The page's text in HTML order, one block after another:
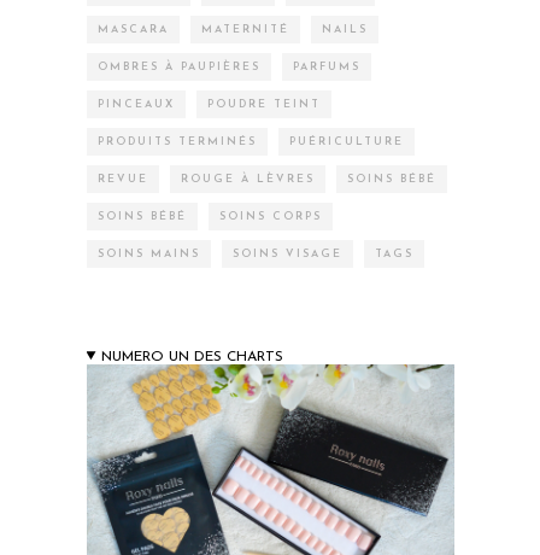
MASCARA MATERNITÉ NAILS
OMBRES À PAUPIÈRES PARFUMS
PINCEAUX POUDRE TEINT
PRODUITS TERMINÉS PUÉRICULTURE
REVUE ROUGE À LÈVRES SOINS BÉBÉ
SOINS BÉBÉ SOINS CORPS
SOINS MAINS SOINS VISAGE TAGS
NUMERO UN DES CHARTS